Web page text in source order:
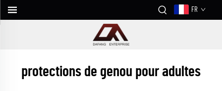
FR
protections de genou pour adultes